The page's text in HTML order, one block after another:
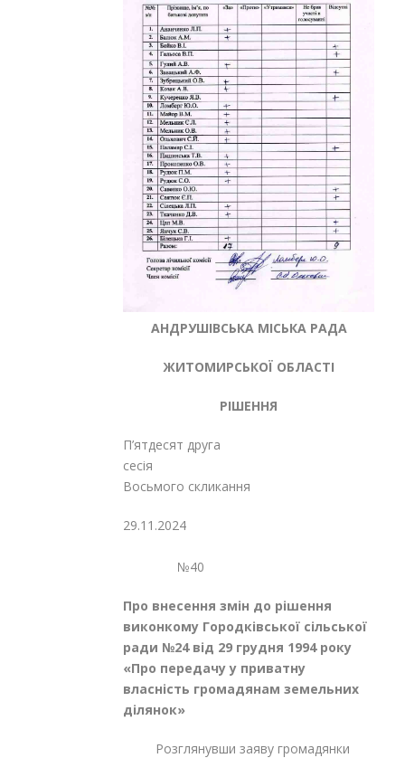
АНДРУШІВСЬКА МІСЬКА РАДА
ЖИТОМИРСЬКОЇ ОБЛАСТІ
РІШЕННЯ
П’ятдесят друга
сесія
Восьмого скликання
29.11.2024
№40
Про внесення змін до рішення
виконкому Городківської сільської
ради №24 від 29 грудня 1994 року
«Про передачу у приватну
власність громадянам земельних
ділянок»
Розглянувши заяву громадянки